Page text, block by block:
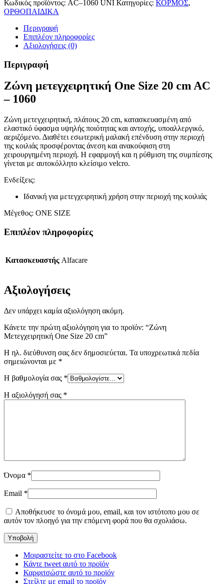
Κωδικός προϊόντος: AC–1060 UNI Κατηγορίες: ΚΟΡΜΟΣ,
ΟΡΘΟΠΑΙΔΙΚΑ
Περιγραφή
Επιπλέον πληροφορίες
Αξιολογήσεις (0)
Περιγραφή
Ζώνη μετεγχειρητική One Size 20 cm AC
– 1060
Ζώνη μετεγχειρητική, πλάτους 20 cm, κατασκευασμένη από
ελαστικό ύφασμα υψηλής ποιότητας και αντοχής, υποαλλεργικό,
αεριζόμενο. Διαθέτει εσωτερική μαλακή επένδυση στην περιοχή
της κοιλιάς προσφέροντας άνεση και ανακούφιση στη
χειρουργημένη περιοχή. Η εφαρμογή και η ρύθμιση της συμπίεσης
γίνεται με αυτοκόλλητο κλείσιμο velcro.
Ενδείξεις:
Ιδανική για μετεγχειρητική χρήση στην περιοχή της κοιλιάς
Μέγεθος: ONE SIZE
Επιπλέον πληροφορίες
Κατασκευαστής Alfacare
Αξιολογήσεις
Δεν υπάρχει καμία αξιολόγηση ακόμη.
Κάνετε την πρώτη αξιολόγηση για το προϊόν: “Ζώνη
Μετεγχειρητική One Size 20 cm”
Η ηλ. διεύθυνση σας δεν δημοσιεύεται. Τα υποχρεωτικά πεδία
σημειώνονται με *
Η βαθμολογία σας *
Η αξιολόγησή σας *
Όνομα *
Email *
Αποθήκευσε το όνομά μου, email, και τον ιστότοπο μου σε
αυτόν τον πλοηγό για την επόμενη φορά που θα σχολιάσω.
Μοιραστείτε το στο Facebook
Κάντε tweet αυτό το προϊόν
Καρφιτσώστε αυτό το προϊόν
Στείλτε με email το προϊόν